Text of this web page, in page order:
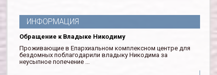
ИНФОРМАЦИЯ
Обращение к Владыке Никодиму
Проживающие в Епархиальном комплексном центре для
бездомных поблагодарили владыку Никодима за
неусыпное попечение ...